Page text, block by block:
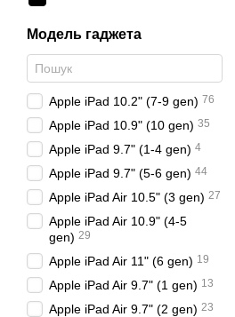
Модель гаджета
Apple iPad 10.2" (7-9 gen) 76
Apple iPad 10.9" (10 gen) 35
Apple iPad 9.7" (1-4 gen) 4
Apple iPad 9.7" (5-6 gen) 44
Apple iPad Air 10.5" (3 gen) 27
Apple iPad Air 10.9" (4-5
gen) 29
Apple iPad Air 11" (6 gen) 19
Apple iPad Air 9.7" (1 gen) 13
Apple iPad Air 9.7" (2 gen) 23